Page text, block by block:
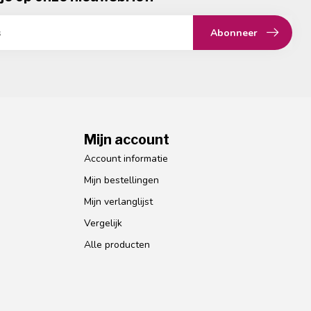
Abonneer
Mijn account
Account informatie
Mijn bestellingen
Mijn verlanglijst
Vergelijk
Alle producten